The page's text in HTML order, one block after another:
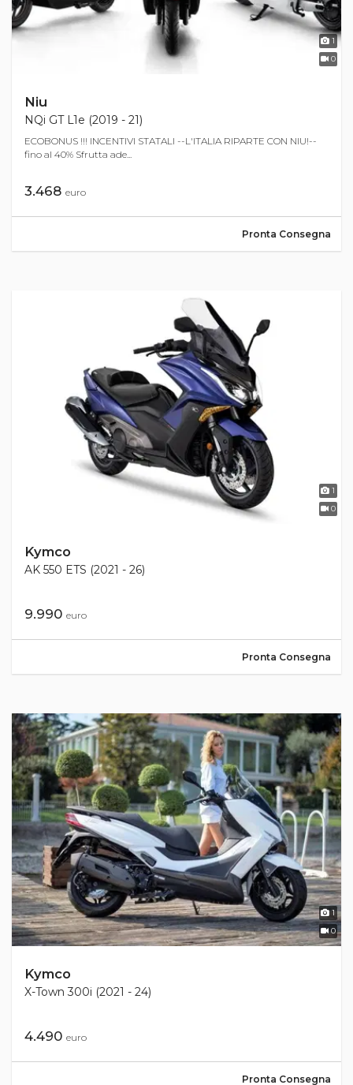
1
0
Niu
NQi GT L1e (2019 - 21)
ECOBONUS !!! INCENTIVI STATALI --L'ITALIA RIPARTE CON NIU!--
fino al 40% Sfrutta ade...
3.468 euro
Pronta Consegna
1
0
Kymco
AK 550 ETS (2021 - 26)
9.990 euro
Pronta Consegna
1
0
Kymco
X-Town 300i (2021 - 24)
4.490 euro
Pronta Consegna